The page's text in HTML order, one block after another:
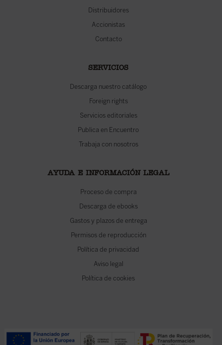
Distribuidores
Accionistas
Contacto
SERVICIOS
Descarga nuestro catálogo
Foreign rights
Servicios editoriales
Publica en Encuentro
Trabaja con nosotros
AYUDA E INFORMACIÓN LEGAL
Proceso de compra
Descarga de ebooks
Gastos y plazos de entrega
Permisos de reproducción
Política de privacidad
Aviso legal
Política de cookies